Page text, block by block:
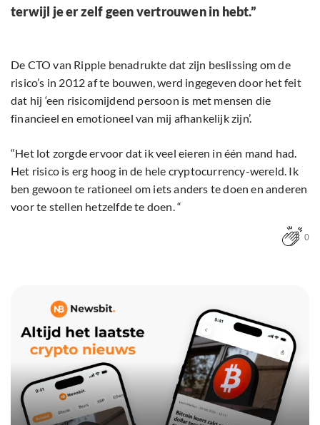
terwijl je er zelf geen vertrouwen in hebt.”
De CTO van Ripple benadrukte dat zijn beslissing om de
risico’s in 2012 af te bouwen, werd ingegeven door het feit
dat hij ‘een risicomijdend persoon is met mensen die
financieel en emotioneel van mij afhankelijk zijn’.
“Het lot zorgde ervoor dat ik veel eieren in één mand had.
Het risico is erg hoog in de hele cryptocurrency-wereld. Ik
ben gewoon te rationeel om iets anders te doen en anderen
voor te stellen hetzelfde te doen. “
0